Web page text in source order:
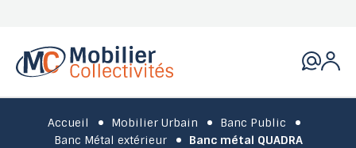
Accueil Mobilier Urbain
Banc Public
Banc Métal extérieur
Banc métal QUADRA